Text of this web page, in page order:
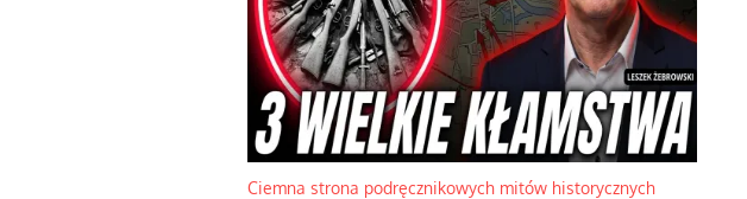
Ciemna strona podręcznikowych mitów historycznych